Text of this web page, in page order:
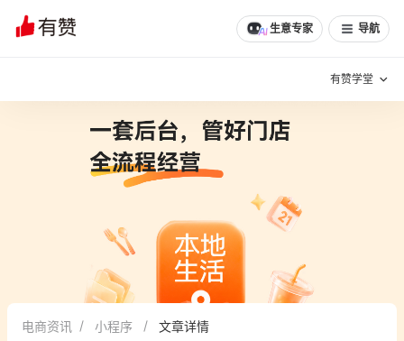
生意专家 导航
有赞学堂
增长方法
有赞专家说
新零售最佳实践
面对面聊增长
文章 问诊 分享
电商资讯 小程序 文章详情